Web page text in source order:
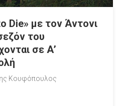
Die» με τον Άντονι
του
σε Α’
Κουφόπουλος